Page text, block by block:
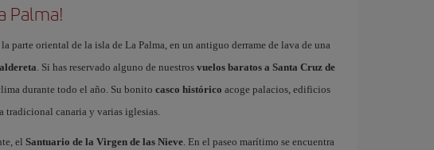
Palma!
parte oriental de la isla de La Palma, en un antiguo derrame de lava de una
. Si has reservado alguno de nuestros vuelos baratos a Santa Cruz de
durante todo el año. Su bonito casco histórico acoge palacios, edificios
tradicional canaria y varias iglesias.
el Santuario de la Virgen de las Nieve. En el paseo marítimo se encuentra